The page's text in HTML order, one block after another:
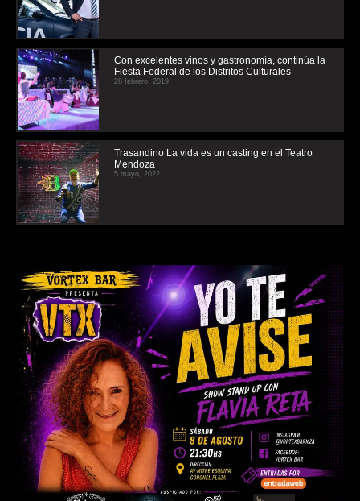
Con excelentes vinos y gastronomía, continúa la
Fiesta Federal de los Distritos Culturales
28 febrero, 2019
Trasandino La vida es un casting en el Teatro
Mendoza
5 mayo, 2022